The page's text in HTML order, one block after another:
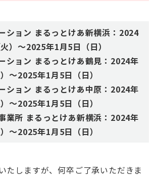
ション まるっとけあ新横浜：2024
）〜2025年1月5日（日）
ション まるっとけあ鶴見：2024年
〜2025年1月5日（日）
ション まるっとけあ中原：2024年
〜2025年1月5日（日）
業所 まるっとけあ新横浜：2024年
〜2025年1月5日（日）
たしますが、何卒ご了承いただきま